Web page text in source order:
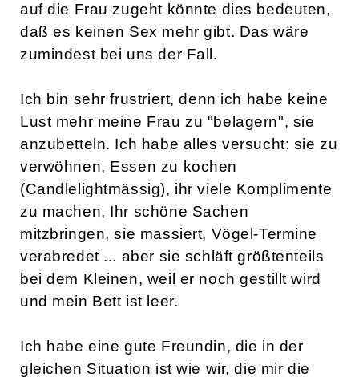
auf die Frau zugeht könnte dies bedeuten,
daß es keinen Sex mehr gibt. Das wäre
zumindest bei uns der Fall.
Ich bin sehr frustriert, denn ich habe keine
Lust mehr meine Frau zu "belagern", sie
anzubetteln. Ich habe alles versucht: sie zu
verwöhnen, Essen zu kochen
(Candlelightmässig), ihr viele Komplimente
zu machen, Ihr schöne Sachen
mitzbringen, sie massiert, Vögel-Termine
verabredet ... aber sie schläft größtenteils
bei dem Kleinen, weil er noch gestillt wird
und mein Bett ist leer.
Ich habe eine gute Freundin, die in der
gleichen Situation ist wie wir, die mir die